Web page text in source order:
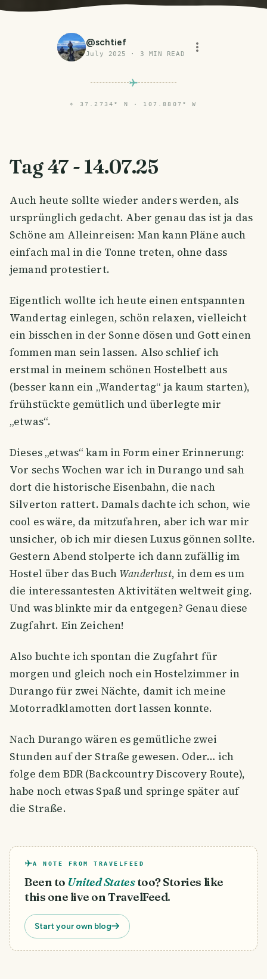
@schtief
July 2025 · 3 MIN READ
⌖ 37.2734° N · 107.8807° W
Tag 47 - 14.07.25
Auch heute sollte wieder anders werden, als
ursprünglich gedacht. Aber genau das ist ja das
Schöne am Alleinreisen: Man kann Pläne auch
einfach mal in die Tonne treten, ohne dass
jemand protestiert.
Eigentlich wollte ich heute einen entspannten
Wandertag einlegen, schön relaxen, vielleicht
ein bisschen in der Sonne dösen und Gott einen
fommen man sein lassen. Also schlief ich
erstmal in meinem schönen Hostelbett aus
(besser kann ein „Wandertag“ ja kaum starten),
frühstückte gemütlich und überlegte mir
„etwas“.
Dieses „etwas“ kam in Form einer Erinnerung:
Vor sechs Wochen war ich in Durango und sah
dort die historische Eisenbahn, die nach
Silverton rattert. Damals dachte ich schon, wie
cool es wäre, da mitzufahren, aber ich war mir
unsicher, ob ich mir diesen Luxus gönnen sollte.
Gestern Abend stolperte ich dann zufällig im
Hostel über das Buch Wanderlust, in dem es um
die interessantesten Aktivitäten weltweit ging.
Und was blinkte mir da entgegen? Genau diese
Zugfahrt. Ein Zeichen!
Also buchte ich spontan die Zugfahrt für
morgen und gleich noch ein Hostelzimmer in
Durango für zwei Nächte, damit ich meine
Motorradklamotten dort lassen konnte.
Nach Durango wären es gemütliche zwei
Stunden auf der Straße gewesen. Oder… ich
folge dem BDR (Backcountry Discovery Route),
habe noch etwas Spaß und springe später auf
die Straße.
A NOTE FROM TRAVELFEED
Been to United Statestoo? Stories like
this one live on TravelFeed.
Start your own blog